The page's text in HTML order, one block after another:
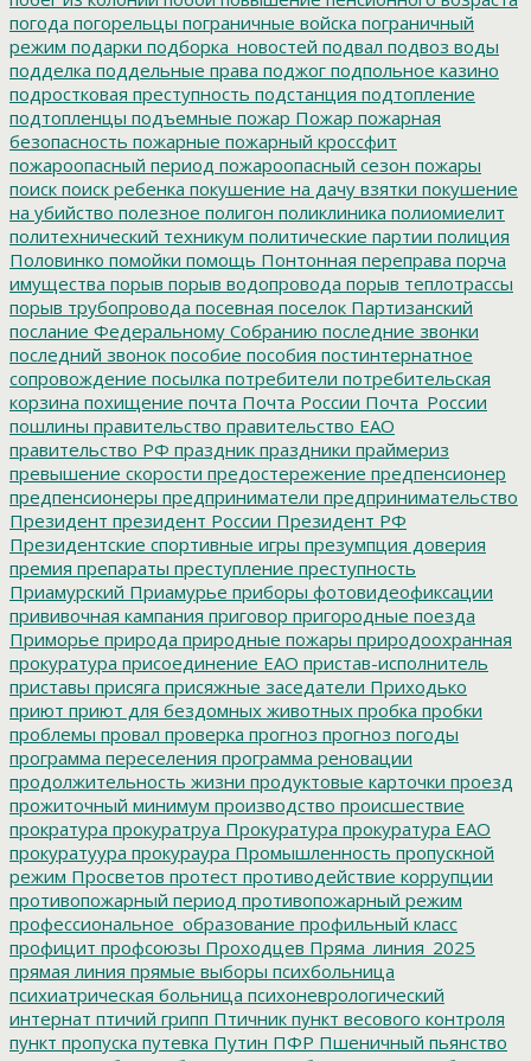
погода погорельцы пограничные войска пограничный
режим подарки подборка_новостей подвал подвоз воды
подделка поддельные права поджог подпольное казино
подростковая преступность подстанция подтопление
подтопленцы подъемные пожар Пожар пожарная
безопасность пожарные пожарный кроссфит
пожароопасный период пожароопасный сезон пожары
поиск поиск ребенка покушение на дачу взятки покушение
на убийство полезное полигон поликлиника полиомиелит
политехнический техникум политические партии полиция
Половинко помойки помощь Понтонная переправа порча
имущества порыв порыв водопровода порыв теплотрассы
порыв трубопровода посевная поселок Партизанский
послание Федеральному Собранию последние звонки
последний звонок пособие пособия постинтернатное
сопровождение посылка потребители потребительская
корзина похищение почта Почта России Почта_России
пошлины правительство правительство ЕАО
правительство РФ праздник праздники праймериз
превышение скорости предостережение предпенсионер
предпенсионеры предприниматели предпринимательство
Президент президент России Президент РФ
Президентские спортивные игры презумпция доверия
премия препараты преступление преступность
Приамурский Приамурье приборы фотовидеофиксации
прививочная кампания приговор пригородные поезда
Приморье природа природные пожары природоохранная
прокуратура присоединение ЕАО пристав-исполнитель
приставы присяга присяжные заседатели Приходько
приют приют для бездомных животных пробка пробки
проблемы провал проверка прогноз прогноз погоды
программа переселения программа реновации
продолжительность жизни продуктовые карточки проезд
прожиточный минимум производство происшествие
прократура прокуратруа Прокуратура прокуратура ЕАО
прокуратуура прокураура Промышленность пропускной
режим Просветов протест противодействие коррупции
противопожарный период противопожарный режим
профессиональное_образование профильный класс
профицит профсоюзы Проходцев Пряма_линия_2025
прямая линия прямые выборы психбольница
психиатрическая больница психоневрологический
интернат птичий грипп Птичник пункт весового контроля
пункт пропуска путевка Путин ПФР Пшеничный пьянство